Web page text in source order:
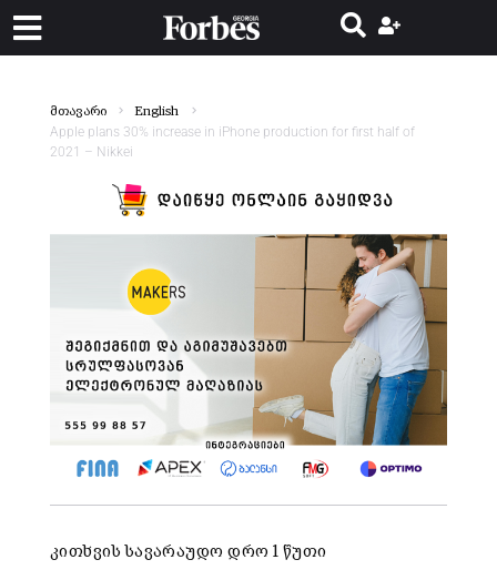
მთავარი English
Apple plans 30% increase in iPhone production for first half of
2021 – Nikkei
კითხვის სავარაუდო დრო 1 წუთი